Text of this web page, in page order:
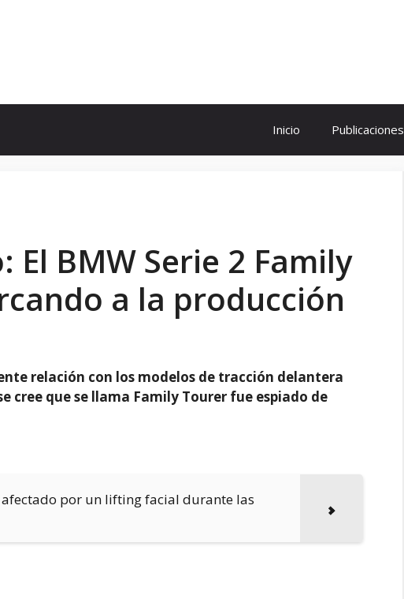
Inicio Publicaciones
El BMW Serie 2 Family
a la producción
relación con los modelos de tracción delantera
cree que se llama Family Tourer fue espiado de
afectado por un lifting facial durante las